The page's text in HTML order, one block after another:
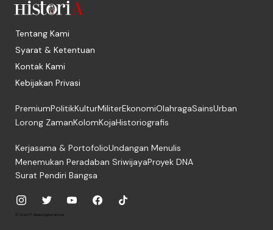
Tentang Kami
Syarat & Ketentuan
Kontak Kami
Kebijakan Privasi
PremiumPolitikKulturMiliterEkonomiOlahragaSainsUrban
Lorong ZamanKolomKojaHistoriografis
Kerjasama & PortofolioUndangan Menulis
Menemukan Peradaban SriwijayaProyek DNA
Surat Pendiri Bangsa
© 2026, PT. Media Digital Historia.